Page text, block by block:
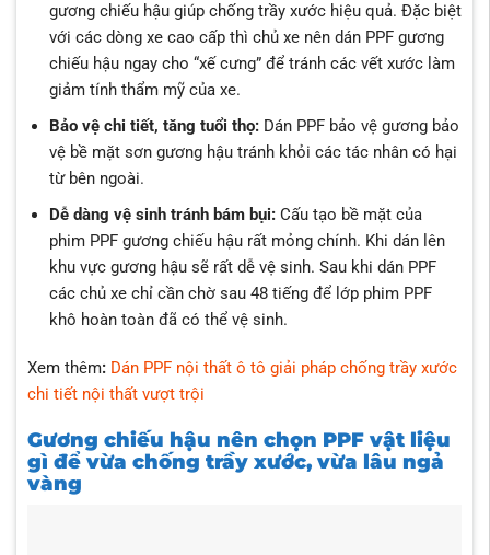
gương chiếu hậu giúp chống trầy xước hiệu quả. Đặc biệt
với các dòng xe cao cấp thì chủ xe nên dán PPF gương
chiếu hậu ngay cho “xế cưng” để tránh các vết xước làm
giảm tính thẩm mỹ của xe.
Bảo vệ chi tiết, tăng tuổi thọ:Dán PPF bảo vệ gương bảo
vệ bề mặt sơn gương hậu tránh khỏi các tác nhân có hại
từ bên ngoài.
Dễ dàng vệ sinh tránh bám bụi:Cấu tạo bề mặt của
phim PPF gương chiếu hậu rất mỏng chính. Khi dán lên
khu vực gương hậu sẽ rất dễ vệ sinh. Sau khi dán PPF
các chủ xe chỉ cần chờ sau 48 tiếng để lớp phim PPF
khô hoàn toàn đã có thể vệ sinh.
Xem thêm: Dán PPF nội thất ô tô giải pháp chống trầy xước
chi tiết nội thất vượt trội
Gương chiếu hậu nên chọn PPF vật liệu
gì để vừa chống trầy xước, vừa lâu ngả
vàng